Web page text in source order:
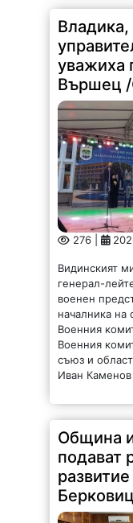
Владика,
уважиха
Вършец
276 |
Видинският
генерал-
военен
началника на
Военния
Военния
съюз и
Иван Каменов
Община
подават